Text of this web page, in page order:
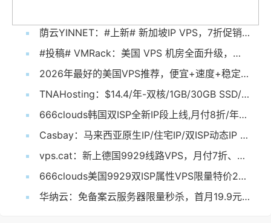
荫云YINNET：#上新# 新加坡IP VPS，7折促销，低至$7/月起，1核/1G内存/10G SSD/2TB@1Gbps
#投稿# VMRack：美国 VPS 机房全面升级，多 IP 功能正式上线！
2026年最好的美国VPS推荐，便宜+速度+稳定，全部都要！
TNAHosting：$14.4/年-双核/1GB/30GB SSD/15TB@1Gbps/芝加哥机房
666clouds韩国双ISP全新IP段上线,月付8折/年付6折,国际线路
Casbay：马来西亚原生IP/住宅IP/双ISP动态IP VPS低至44马币,100Mbps不限流量
vps.cat：新上德国9929线路VPS，月付7折、年付6折，$3.5/月起，1核/1G内存/20G SSD/1TB@30Mbps
666clouds美国9929双ISP属性VPS限量特价299元/年起
华纳云：免备案云服务器限量秒杀，首月19.9元起，可选香港cn2/日本优化/美国cn2